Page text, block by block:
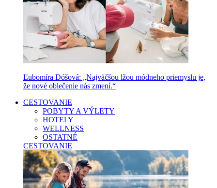
Ľubomíra Dóšová: „Najväčšou lžou módneho priemyslu je,
že nové oblečenie nás zmení.“
CESTOVANIE
POBYTY A VÝLETY
HOTELY
WELLNESS
OSTATNÉ
CESTOVANIE